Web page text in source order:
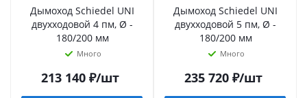
Дымоход Schiedel UNI
двухходовой 4 пм, Ø -
180/200 мм
Много
213 140₽/шт
Дымоход Schiedel UNI
двухходовой 5 пм, Ø -
180/200 мм
Много
235 720₽/шт